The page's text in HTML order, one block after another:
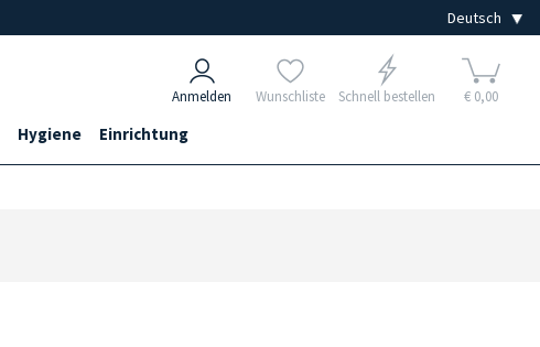
Anmelden Wunschliste Schnell bestellen € 0,00
Hygiene Einrichtung